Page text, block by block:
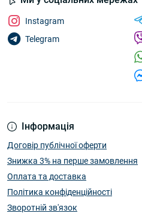
Інформація
Договір публічної оферти
Знижка 3% на перше замовлення
Оплата та доставка
Політика конфіденційності
Зворотній зв'язок
Instagram
Telegram